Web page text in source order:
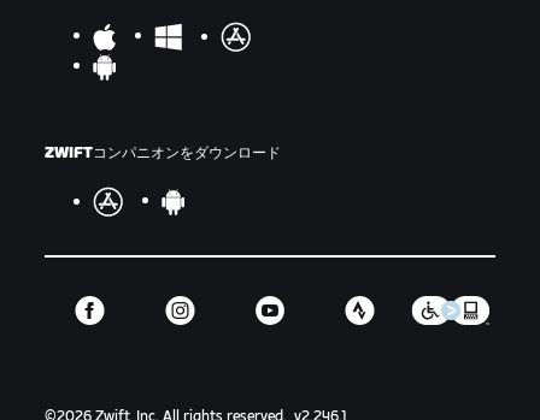
ZWIFTコンパニオンをダウンロード